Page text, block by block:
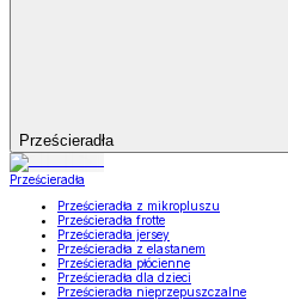
Prześcieradła
Prześcieradła
Prześcieradła z mikropluszu
Prześcieradła frotte
Prześcieradła jersey
Prześcieradła z elastanem
Prześcieradła płócienne
Prześcieradła dla dzieci
Prześcieradła nieprzepuszczalne